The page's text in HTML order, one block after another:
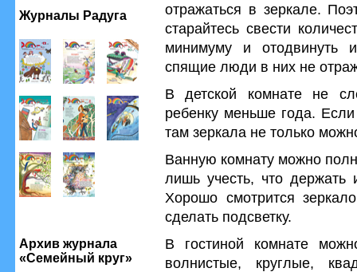
Журналы Радуга
Архив журнала
«Семейный круг»
отражаться в зеркале.
старайтесь свести
минимуму и отодвинуть
спящие люди в них не
В детской комнате не
ребенку меньше года.
там зеркала не только
Ванную комнату можно
лишь учесть, что держать
Хорошо смотрится
сделать подсветку.
В гостиной комнате
волнистые, круглые,